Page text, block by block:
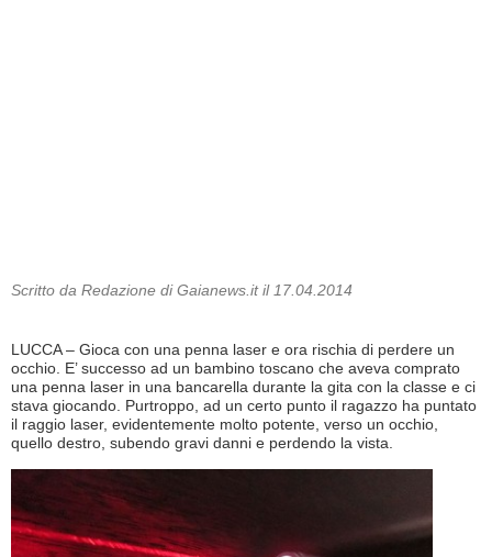
Scritto da Redazione di Gaianews.it il 17.04.2014
LUCCA – Gioca con una penna laser e ora rischia di perdere un
occhio. E’ successo ad un bambino toscano che aveva comprato
una penna laser in una bancarella durante la gita con la classe e ci
stava giocando. Purtroppo, ad un certo punto il ragazzo ha puntato
il raggio laser, evidentemente molto potente, verso un occhio,
quello destro, subendo gravi danni e perdendo la vista.